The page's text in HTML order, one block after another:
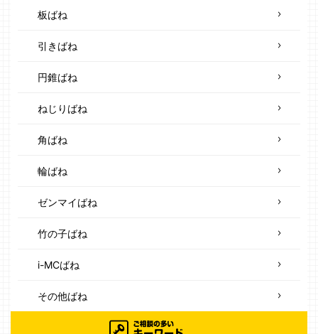
板ばね
引きばね
円錐ばね
ねじりばね
角ばね
輪ばね
ゼンマイばね
竹の子ばね
i-MCばね
その他ばね